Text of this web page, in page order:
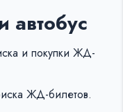
автобус
и покупки ЖД-
ЖД-билетов.